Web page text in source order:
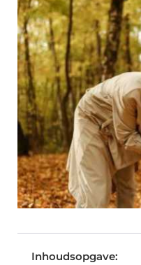
Inhoudsopgave: